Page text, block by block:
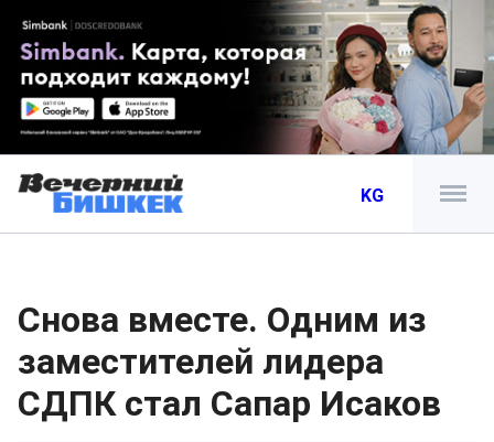
KG
Снова вместе. Одним из
заместителей лидера
СДПК стал Сапар Исаков